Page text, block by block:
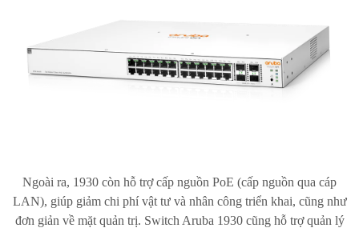
Ngoài ra, 1930 còn hỗ trợ cấp nguồn PoE (cấp nguồn qua cáp
LAN), giúp giảm chi phí vật tư và nhân công triển khai, cũng như
đơn giản về mặt quản trị. Switch Aruba 1930 cũng hỗ trợ quản lý